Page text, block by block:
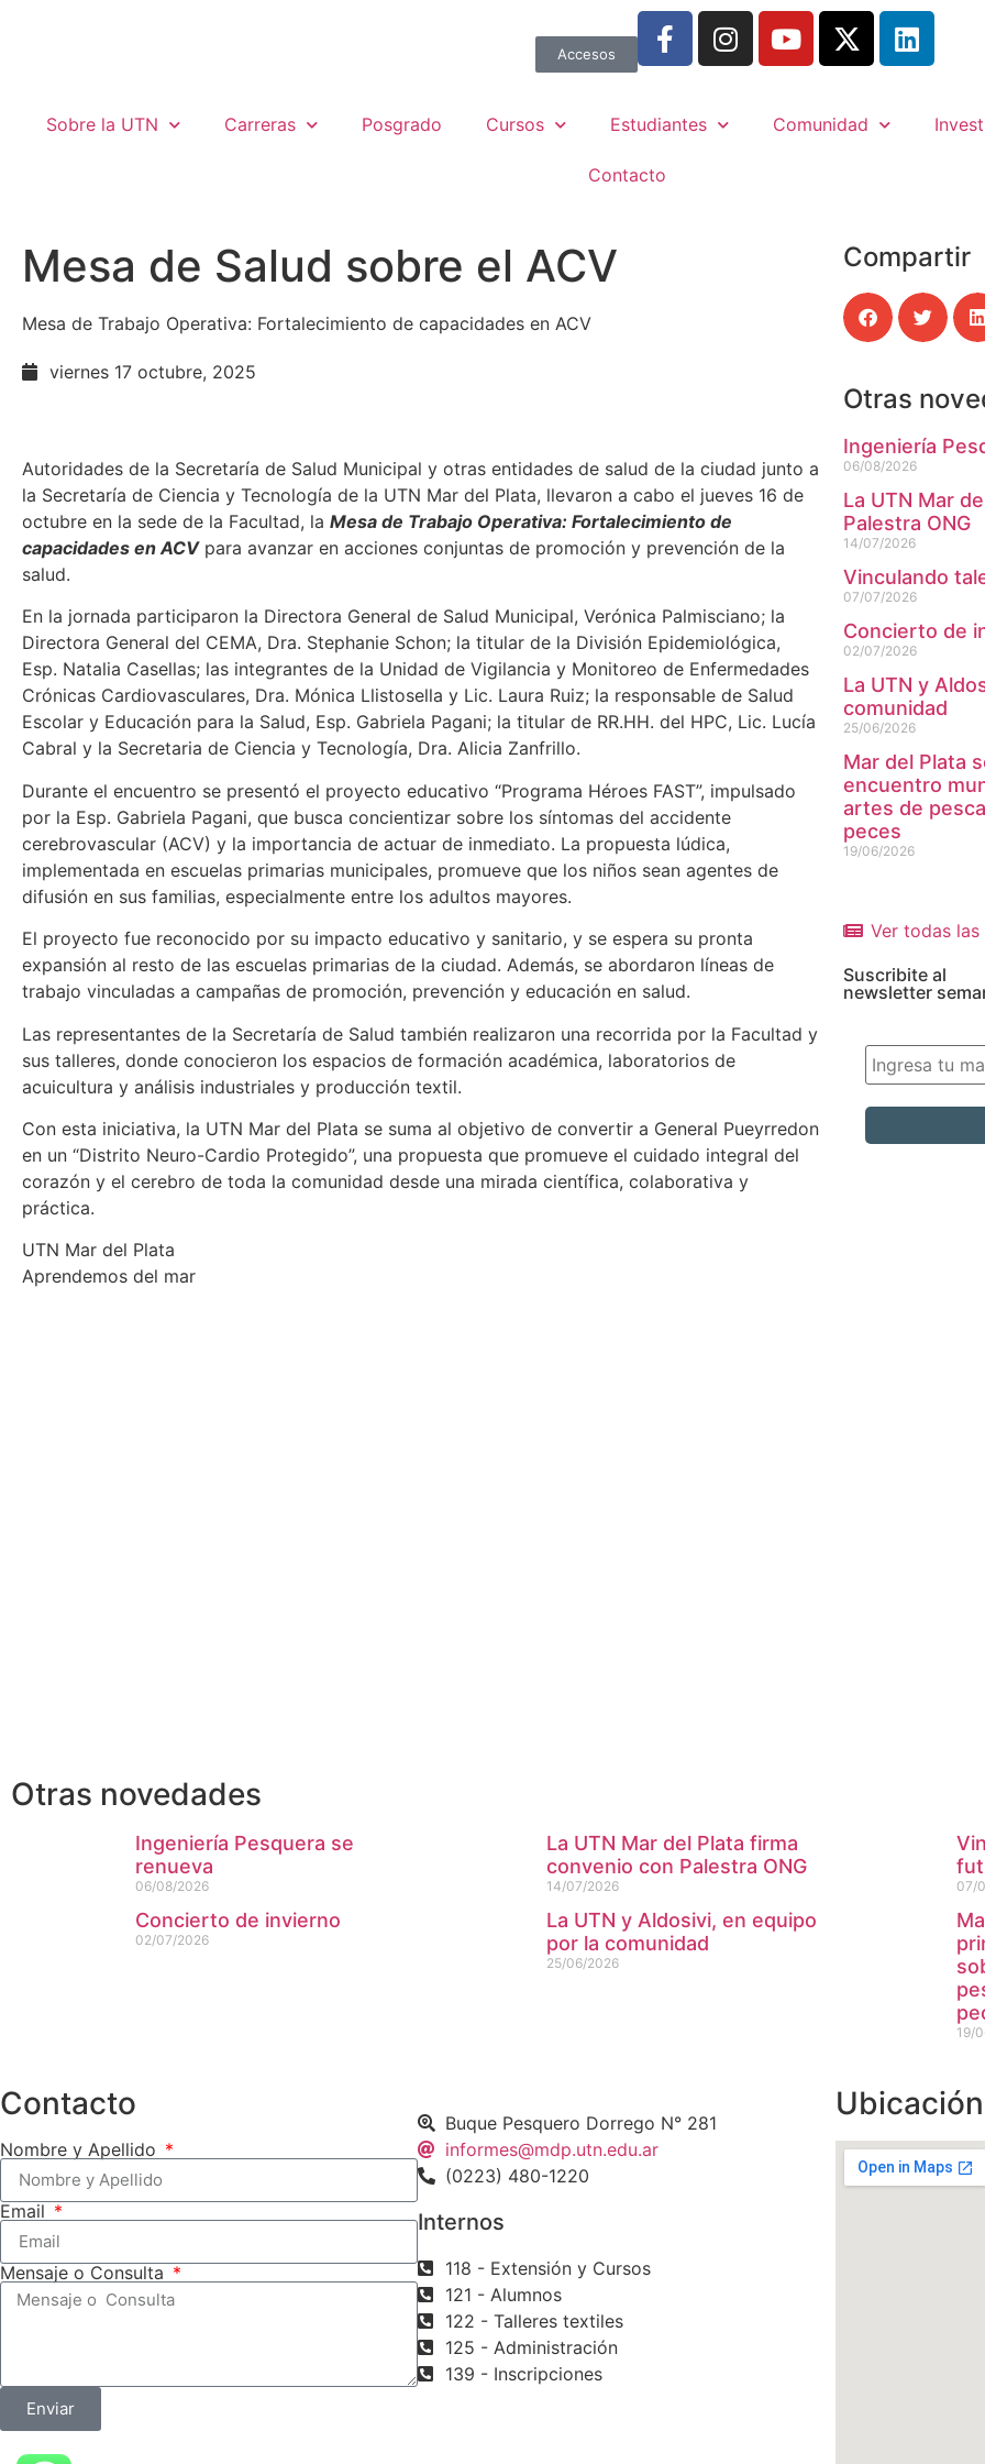
Accesos
Sobre la UTN Carreras Posgrado Cursos Estudiantes Comunidad
Contacto
Mesa de Salud sobre el ACV
Mesa de Trabajo Operativa: Fortalecimiento de capacidades en ACV
viernes 17 octubre, 2025
Autoridades de la Secretaría de Salud Municipal y otras entidades de salud de la ciudad junto a
la Secretaría de Ciencia y Tecnología de la UTN Mar del Plata, llevaron a cabo el jueves 16 de
octubre en la sede de la Facultad, la Mesa de Trabajo Operativa: Fortalecimiento de
capacidades en ACVpara avanzar en acciones conjuntas de promoción y prevención de la
salud.
En la jornada participaron la Directora General de Salud Municipal, Verónica Palmisciano; la
Directora General del CEMA, Dra. Stephanie Schon; la titular de la División Epidemiológica,
Esp. Natalia Casellas; las integrantes de la Unidad de Vigilancia y Monitoreo de Enfermedades
Crónicas Cardiovasculares, Dra. Mónica Llistosella y Lic. Laura Ruiz; la responsable de Salud
Escolar y Educación para la Salud, Esp. Gabriela Pagani; la titular de RR.HH. del HPC, Lic. Lucía
Cabral y la Secretaria de Ciencia y Tecnología, Dra. Alicia Zanfrillo.
Durante el encuentro se presentó el proyecto educativo “Programa Héroes FAST”, impulsado
por la Esp. Gabriela Pagani, que busca concientizar sobre los síntomas del accidente
cerebrovascular (ACV) y la importancia de actuar de inmediato. La propuesta lúdica,
implementada en escuelas primarias municipales, promueve que los niños sean agentes de
difusión en sus familias, especialmente entre los adultos mayores.
El proyecto fue reconocido por su impacto educativo y sanitario, y se espera su pronta
expansión al resto de las escuelas primarias de la ciudad. Además, se abordaron líneas de
trabajo vinculadas a campañas de promoción, prevención y educación en salud.
Las representantes de la Secretaría de Salud también realizaron una recorrida por la Facultad y
sus talleres, donde conocieron los espacios de formación académica, laboratorios de
acuicultura y análisis industriales y producción textil.
Con esta iniciativa, la UTN Mar del Plata se suma al objetivo de convertir a General Pueyrredon
en un “Distrito Neuro-Cardio Protegido”, una propuesta que promueve el cuidado integral del
corazón y el cerebro de toda la comunidad desde una mirada científica, colaborativa y
práctica.
UTN Mar del Plata
Aprendemos del mar
Compartir
Otras
Ingeniería
06/08/2026
La UTN Mar
Palestra ONG
14/07/2026
Vinculando
07/07/2026
Concierto de
02/07/2026
La UTN y
comunidad
25/06/2026
Mar del Plata
encuentro
artes de
peces
19/06/2026
Ver todas
Suscribite al
newsletter
Otras novedades
Ingeniería Pesquera se
renueva
06/08/2026
La UTN Mar del Plata firma
convenio con Palestra ONG
14/07/2026 07/
Concierto de invierno
02/07/2026
La UTN y Aldosivi, en equipo
por la comunidad
25/06/2026
19/
Contacto
Nombre y Apellido
Email
Mensaje o Consulta
Enviar
Buque Pesquero Dorrego N° 281
informes@mdp.utn.edu.ar
(0223) 480-1220
Internos
118 - Extensión y Cursos
121 - Alumnos
122 - Talleres textiles
125 - Administración
139 - Inscripciones
Ubicación